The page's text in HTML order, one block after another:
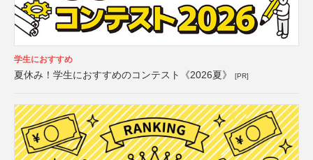
学生におすすめ
夏休み！学生におすすめのコンテスト《2026夏》 [PR]